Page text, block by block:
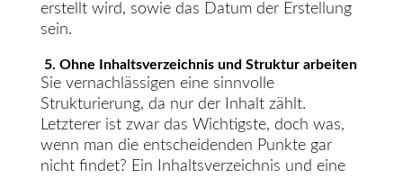
erstellt wird, sowie das Datum der Erstellung
sein.
5. Ohne Inhaltsverzeichnis und Struktur arbeiten
Sie vernachlässigen eine sinnvolle
Strukturierung, da nur der Inhalt zählt.
Letzterer ist zwar das Wichtigste, doch was,
wenn man die entscheidenden Punkte gar
nicht findet? Ein Inhaltsverzeichnis und eine